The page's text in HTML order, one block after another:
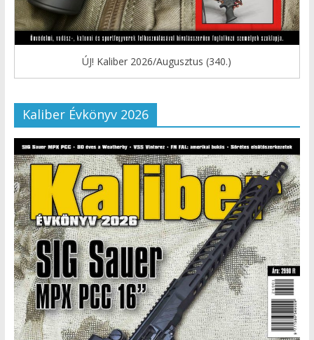
ÚJ! Kaliber 2026/Augusztus (340.)
Kaliber Évkönyv 2026